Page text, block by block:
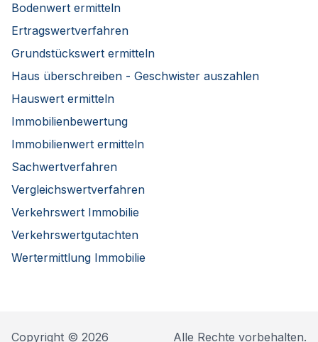
Bodenwert ermitteln
Ertragswertverfahren
Grundstückswert ermitteln
Haus überschreiben - Geschwister auszahlen
Hauswert ermitteln
Immobilienbewertung
Immobilienwert ermitteln
Sachwertverfahren
Vergleichswertverfahren
Verkehrswert Immobilie
Verkehrswertgutachten
Wertermittlung Immobilie
Copyright © 2026 Alle Rechte vorbehalten.